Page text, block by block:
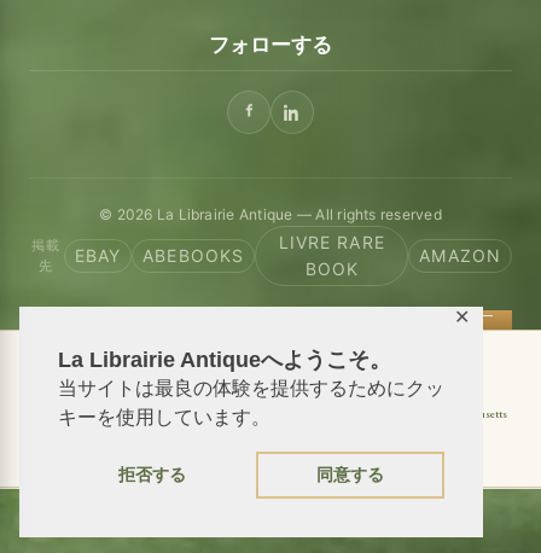
La Librairie Antiqueへようこそ。
当サイトは最良の体験を提供するためにクッ
キーを使用しています。
拒否する 同意する
✕
フォローする
© 2026 La Librairie Antique — All rights reserved
掲載
先
EBAY ABEBOOKS
LIVRE RARE
BOOK
AMAZON
📦 We ship antiquarian books worldwide
Shipping to USA Shipping to New York
Shipping to Massachusetts